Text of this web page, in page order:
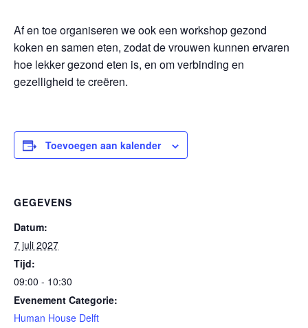
Af en toe organiseren we ook een workshop gezond
koken en samen eten, zodat de vrouwen kunnen ervaren
hoe lekker gezond eten is, en om verbinding en
gezelligheid te creëren.
Toevoegen aan kalender
GEGEVENS
Datum:
7 juli 2027
Tijd:
09:00 - 10:30
Evenement Categorie:
Human House Delft